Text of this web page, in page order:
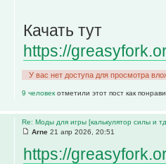
Качать тут
https://
У вас нет доступа для просмотра
9 человек отметили этот пост как
Re: Моды для игры [калькулятор силы и
Arne 21 апр 2026, 20:51
https://